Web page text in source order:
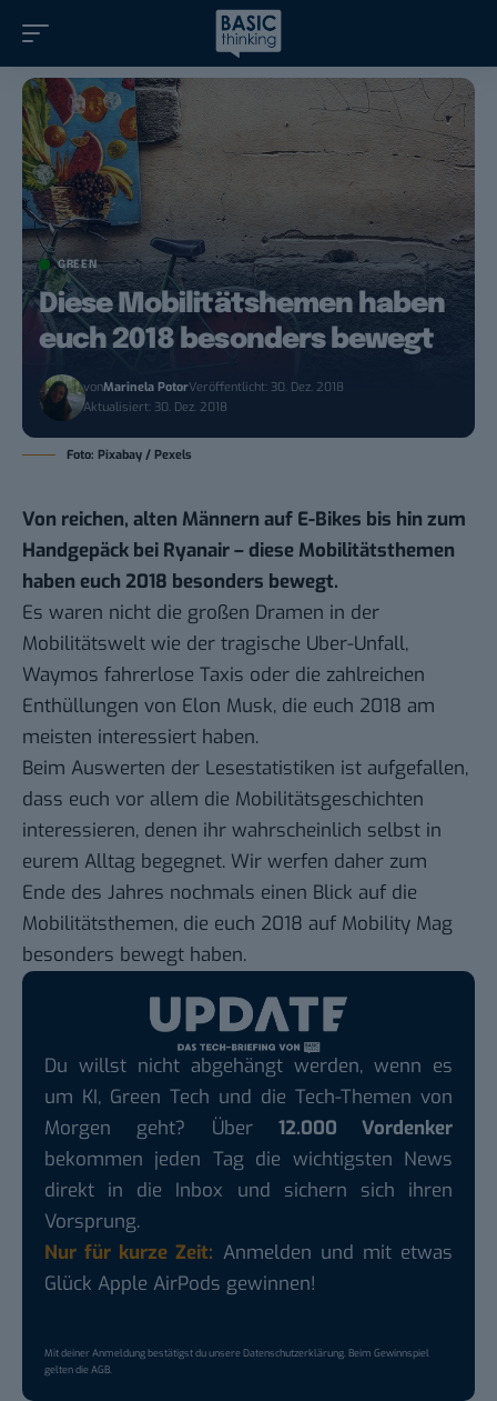
GREEN
Diese Mobilitätshemen haben
euch 2018 besonders bewegt
vonMarinela PotorVeröffentlicht: 30. Dez. 2018
Aktualisiert: 30. Dez. 2018
Foto: Pixabay / Pexels
Von reichen, alten Männern auf E-Bikes bis hin zum
Handgepäck bei Ryanair – diese Mobilitätsthemen
haben euch 2018 besonders bewegt.
Es waren nicht die großen Dramen in der
Mobilitätswelt wie der tragische Uber-Unfall,
Waymos fahrerlose Taxis oder die zahlreichen
Enthüllungen von Elon Musk, die euch 2018 am
meisten interessiert haben.
Beim Auswerten der Lesestatistiken ist aufgefallen,
dass euch vor allem die Mobilitätsgeschichten
interessieren, denen ihr wahrscheinlich selbst in
eurem Alltag begegnet. Wir werfen daher zum
Ende des Jahres nochmals einen Blick auf die
Mobilitätsthemen, die euch 2018 auf Mobility Mag
besonders bewegt haben.
Du willst nicht abgehängt werden, wenn es
um KI, Green Tech und die Tech-Themen von
Morgen geht? Über 12.000 Vordenker
bekommen jeden Tag die wichtigsten News
direkt in die Inbox und sichern sich ihren
Vorsprung.
Nur für kurze Zeit: Anmelden und mit etwas
Glück Apple AirPods gewinnen!
Mit deiner Anmeldung bestätigst du unsereDatenschutzerklärung. Beim Gewinnspiel
gelten dieAGB.